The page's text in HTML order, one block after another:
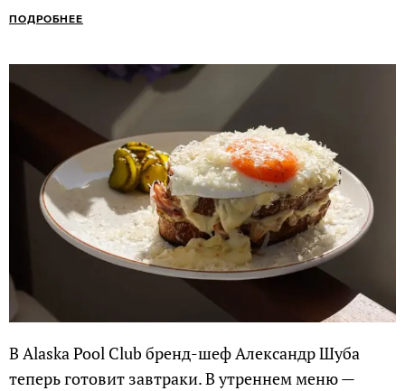
ПОДРОБНЕЕ
В Alaska Pool Club бренд-шеф Александр Шуба
теперь готовит завтраки. В утреннем меню —